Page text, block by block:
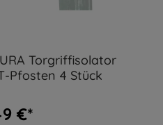
Torgriffisolator
Pfosten 4 Stück
€*